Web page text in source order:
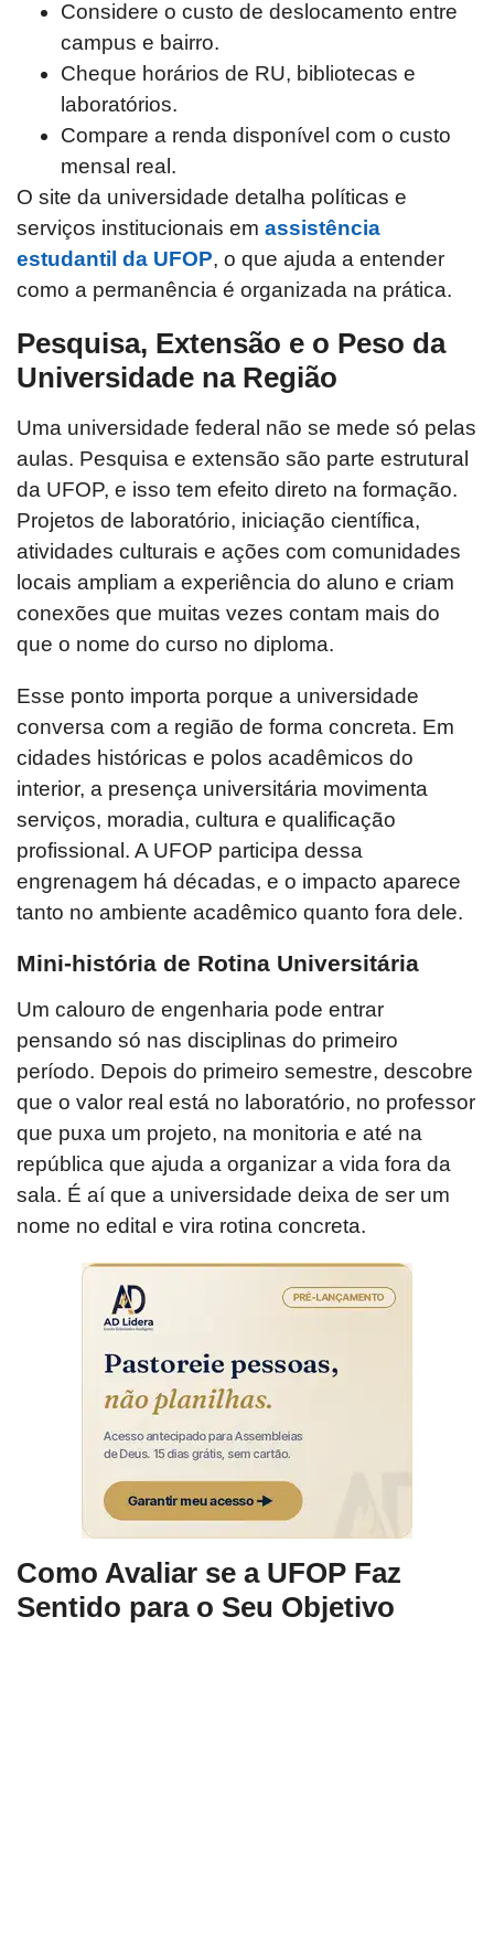
Considere o custo de deslocamento entre
campus e bairro.
Cheque horários de RU, bibliotecas e
laboratórios.
Compare a renda disponível com o custo
mensal real.
O site da universidade detalha políticas e
serviços institucionais em assistência
estudantil da UFOP, o que ajuda a entender
como a permanência é organizada na prática.
Pesquisa, Extensão e o Peso da
Universidade na Região
Uma universidade federal não se mede só pelas
aulas. Pesquisa e extensão são parte estrutural
da UFOP, e isso tem efeito direto na formação.
Projetos de laboratório, iniciação científica,
atividades culturais e ações com comunidades
locais ampliam a experiência do aluno e criam
conexões que muitas vezes contam mais do
que o nome do curso no diploma.
Esse ponto importa porque a universidade
conversa com a região de forma concreta. Em
cidades históricas e polos acadêmicos do
interior, a presença universitária movimenta
serviços, moradia, cultura e qualificação
profissional. A UFOP participa dessa
engrenagem há décadas, e o impacto aparece
tanto no ambiente acadêmico quanto fora dele.
Mini-história de Rotina Universitária
Um calouro de engenharia pode entrar
pensando só nas disciplinas do primeiro
período. Depois do primeiro semestre, descobre
que o valor real está no laboratório, no professor
que puxa um projeto, na monitoria e até na
república que ajuda a organizar a vida fora da
sala. É aí que a universidade deixa de ser um
nome no edital e vira rotina concreta.
Como Avaliar se a UFOP Faz
Sentido para o Seu Objetivo